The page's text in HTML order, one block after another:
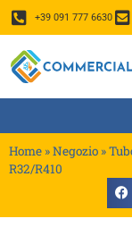
+39 091 777 6630
Home »Negozio »
R32/R410